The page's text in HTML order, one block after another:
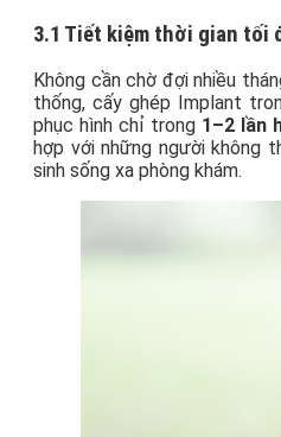
3.1 Tiết kiệm thời gian tối
Không cần chờ đợi nhiều
thống, cấy ghép Implant
phục hình chỉ trong 1–2 lần
hợp với những người không
sinh sống xa phòng khám.